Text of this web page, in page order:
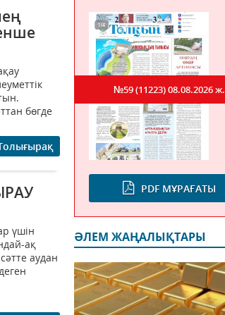
бөгде
үшін
ақ
аудан
PDF МҰРАҒАТЫ
№59 (11223)08.08.2026 ж.
ӘЛЕМ ЖАҢАЛЫҚТАРЫ